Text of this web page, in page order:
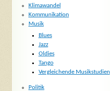
Klimawandel
Kommunikation
Musik
Blues
Jazz
Oldies
Tango
Vergleichende Musikstudien
Politik